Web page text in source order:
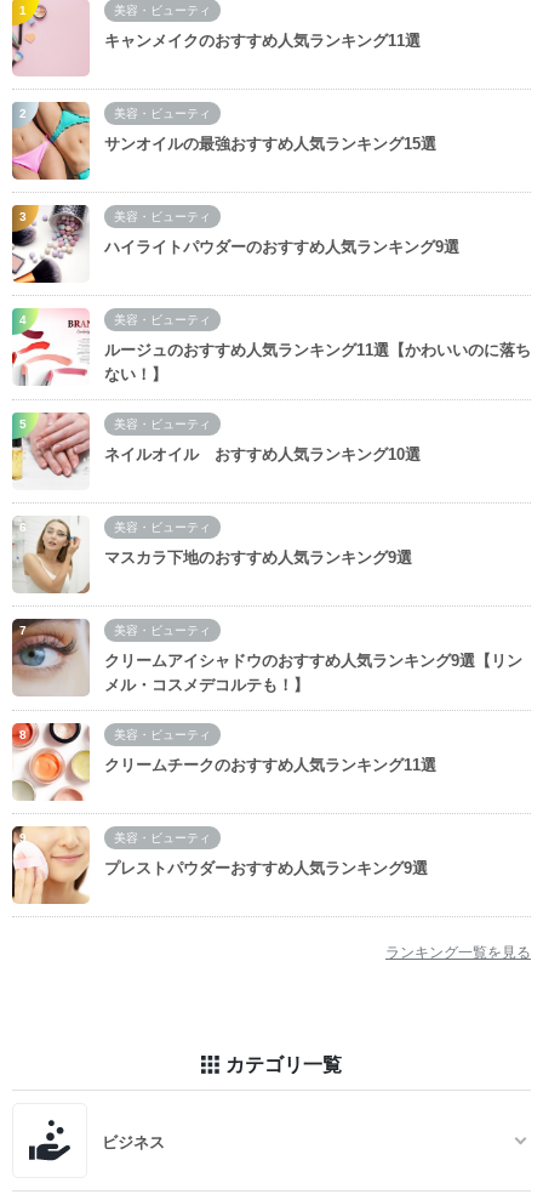
美容・ビューティ
キャンメイクのおすすめ人気ランキング11選
美容・ビューティ
サンオイルの最強おすすめ人気ランキング15選
美容・ビューティ
ハイライトパウダーのおすすめ人気ランキング9選
美容・ビューティ
ルージュのおすすめ人気ランキング11選【かわいいのに落ち
ない！】
美容・ビューティ
ネイルオイル おすすめ人気ランキング10選
美容・ビューティ
マスカラ下地のおすすめ人気ランキング9選
美容・ビューティ
クリームアイシャドウのおすすめ人気ランキング9選【リン
メル・コスメデコルテも！】
美容・ビューティ
クリームチークのおすすめ人気ランキング11選
美容・ビューティ
プレストパウダーおすすめ人気ランキング9選
ランキング一覧を見る
カテゴリ一覧
ビジネス